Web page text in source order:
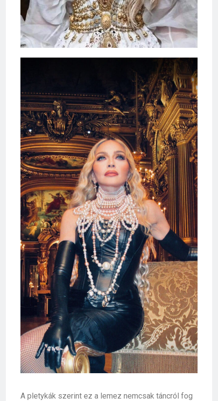
A pletykák szerint ez a lemez nemcsak táncról fog